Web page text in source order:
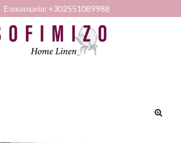
Επικοινωνία: +302551089988